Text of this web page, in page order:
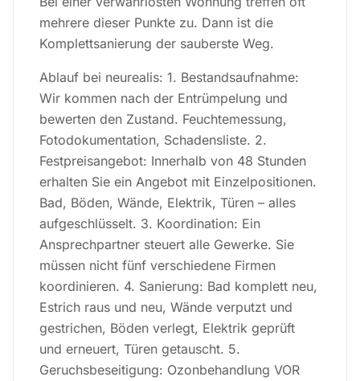
mehrere dieser Punkte zu. Dann ist die
Komplettsanierung der sauberste Weg.
Ablauf bei neurealis: 1. Bestandsaufnahme:
Wir kommen nach der Entrümpelung und
bewerten den Zustand. Feuchtemessung,
Fotodokumentation, Schadensliste. 2.
Festpreisangebot: Innerhalb von 48 Stunden
erhalten Sie ein Angebot mit Einzelpositionen.
Bad, Böden, Wände, Elektrik, Türen – alles
aufgeschlüsselt. 3. Koordination: Ein
Ansprechpartner steuert alle Gewerke. Sie
müssen nicht fünf verschiedene Firmen
koordinieren. 4. Sanierung: Bad komplett neu,
Estrich raus und neu, Wände verputzt und
gestrichen, Böden verlegt, Elektrik geprüft
und erneuert, Türen getauscht. 5.
Geruchsbeseitigung: Ozonbehandlung VOR